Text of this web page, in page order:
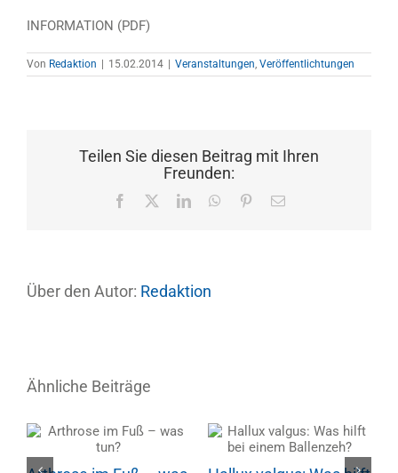
INFORMATION (PDF)
Von Redaktion | 15.02.2014 | Veranstaltungen Veröffentlichtungen
Teilen Sie diesen Beitrag mit Ihren
Freunden:
Facebook LinkedInWhatsApp
Pinterest
E-
Über den Autor: Redaktion
Ähnliche Beiträge